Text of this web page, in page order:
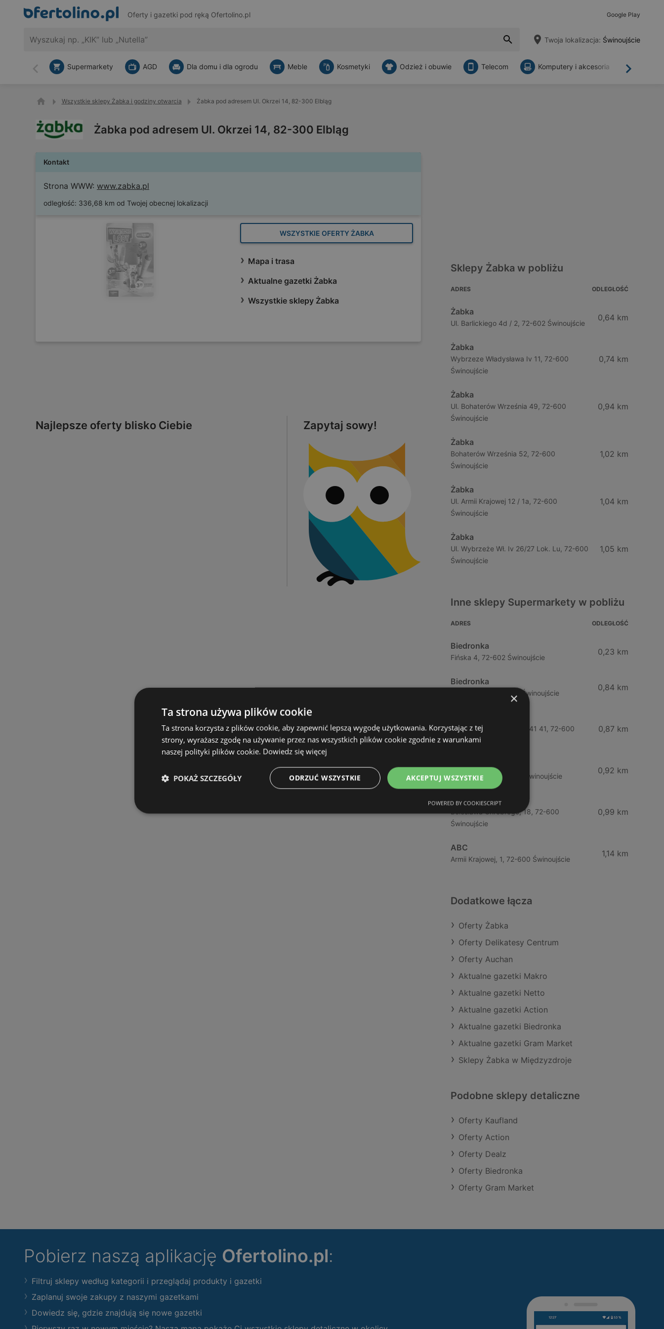
Oferty i gazetki pod ręką Ofertolino.pl Google Play
Twoja lokalizacja: Świnoujście
Wstecz Dalej
Supermarkety AGD Dla domu i dla ogrodu Meble Kosmetyki Odzież i obuwie Telecom Komputery i akcesoria
Wszystkie sklepy Żabka i godziny otwarcia Żabka pod adresem Ul. Okrzei 14, 82-300 Elbląg
Żabka pod adresem Ul. Okrzei 14, 82-300 Elbląg
Kontakt
Strona WWW: www.zabka.pl
odległość: 336,68 km od Twojej obecnej lokalizacji
WSZYSTKIE OFERTY ŻABKA
Mapa i trasa
Aktualne gazetki Żabka
Wszystkie sklepy Żabka
Najlepsze oferty blisko Ciebie Zapytaj sowy!
Sklepy Żabka w pobliżu
ADRES ODLEGŁOŚĆ
Żabka
Ul. Barlickiego 4d / 2, 72-602 Świnoujście
0,64 km
Żabka
Wybrzeze Władysława Iv 11, 72-600
Świnoujście
0,74 km
Żabka
Ul. Bohaterów Września 49, 72-600
Świnoujście
0,94 km
Żabka
Bohaterów Września 52, 72-600
Świnoujście
1,02 km
Żabka
Ul. Armii Krajowej 12 / 1a, 72-600
Świnoujście
1,04 km
Żabka
Ul. Wybrzeże Wł. Iv 26/27 Lok. Lu, 72-600
Świnoujście
1,05 km
Inne sklepy Supermarkety w pobliżu
ADRES ODLEGŁOŚĆ
Biedronka
Fińska 4, 72-602 Świnoujście
0,23 km
Biedronka
Chrobrego 9, 72-600 Świnoujście
0,84 km
Ul. Bohaterów Września 41 41, 72-600
Świnoujście
0,87 km
ABC
Barlickiego, 4, 72-600 Świnoujście
0,92 km
ABC
Bolesława Chrobrego, 18, 72-600
Świnoujście
0,99 km
ABC
Armii Krajowej, 1, 72-600 Świnoujście
1,14 km
Dodatkowe łącza
Oferty Żabka
Oferty Delikatesy Centrum
Oferty Auchan
Aktualne gazetki Makro
Aktualne gazetki Netto
Aktualne gazetki Action
Aktualne gazetki Biedronka
Aktualne gazetki Gram Market
Sklepy Żabka w Międzyzdroje
Podobne sklepy detaliczne
Oferty Kaufland
Oferty Action
Oferty Dealz
Oferty Biedronka
Oferty Gram Market
Pobierz naszą aplikację Ofertolino.pl:
Filtruj sklepy według kategorii i przeglądaj produkty i gazetki
Zaplanuj swoje zakupy z naszymi gazetkami
Dowiedz się, gdzie znajdują się nowe gazetki
×
Ta strona używa plików cookie
Ta strona korzysta z plików cookie, aby zapewnić lepszą wygodę użytkowania. Korzystając z tej
strony, wyrażasz zgodę na używanie przez nas wszystkich plików cookie zgodnie z warunkami
naszej polityki plików cookie. Dowiedz się więcej
AKCEPTUJ WSZYSTKIE
ODRZUĆ WSZYSTKIE
POKAŻ SZCZEGÓŁY
POWERED BY COOKIESCRIPT